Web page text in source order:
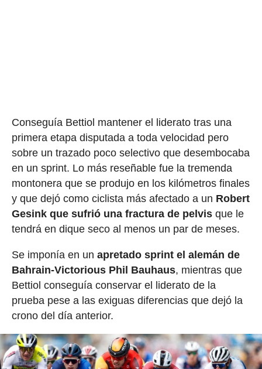
Conseguía Bettiol mantener el liderato tras una
primera etapa disputada a toda velocidad pero
sobre un trazado poco selectivo que desembocaba
en un sprint. Lo más reseñable fue la tremenda
montonera que se produjo en los kilómetros finales
y que dejó como ciclista más afectado a un Robert
Gesink que sufrió una fractura de pelvisque le
tendrá en dique seco al menos un par de meses.
Se imponía en un apretado sprint el alemán de
Bahrain-Victorious Phil Bauhaus, mientras que
Bettiol conseguía conservar el liderato de la
prueba pese a las exiguas diferencias que dejó la
crono del día anterior.